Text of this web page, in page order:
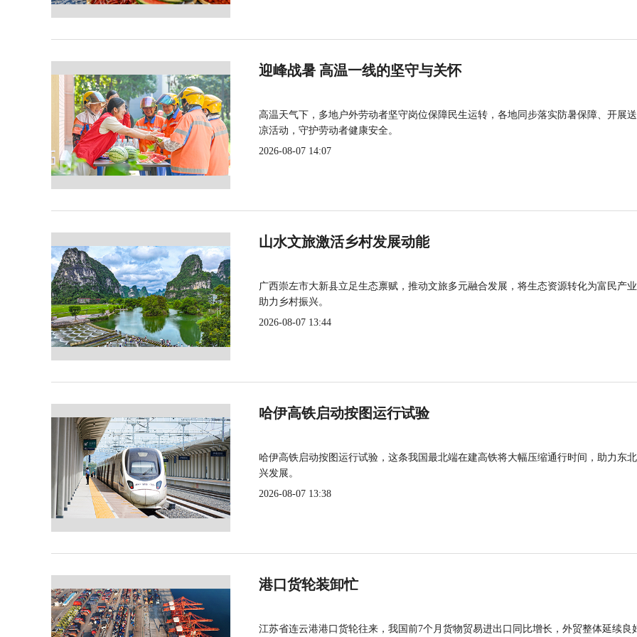
迎峰战暑 高温一线的坚守与关怀
高温天气下，多地户外劳动者坚守岗位保障民生运转，各地同步落实防暑保障、开展
凉活动，守护劳动者健康安全。
2026-08-07 14:07
山水文旅激活乡村发展动能
广西崇左市大新县立足生态禀赋，推动文旅多元融合发展，将生态资源转化为富民产
助力乡村振兴。
2026-08-07 13:44
哈伊高铁启动按图运行试验
哈伊高铁启动按图运行试验，这条我国最北端在建高铁将大幅压缩通行时间，助力东
兴发展。
2026-08-07 13:38
港口货轮装卸忙
江苏省连云港港口货轮往来，我国前7个月货物贸易进出口同比增长，外贸整体延续良